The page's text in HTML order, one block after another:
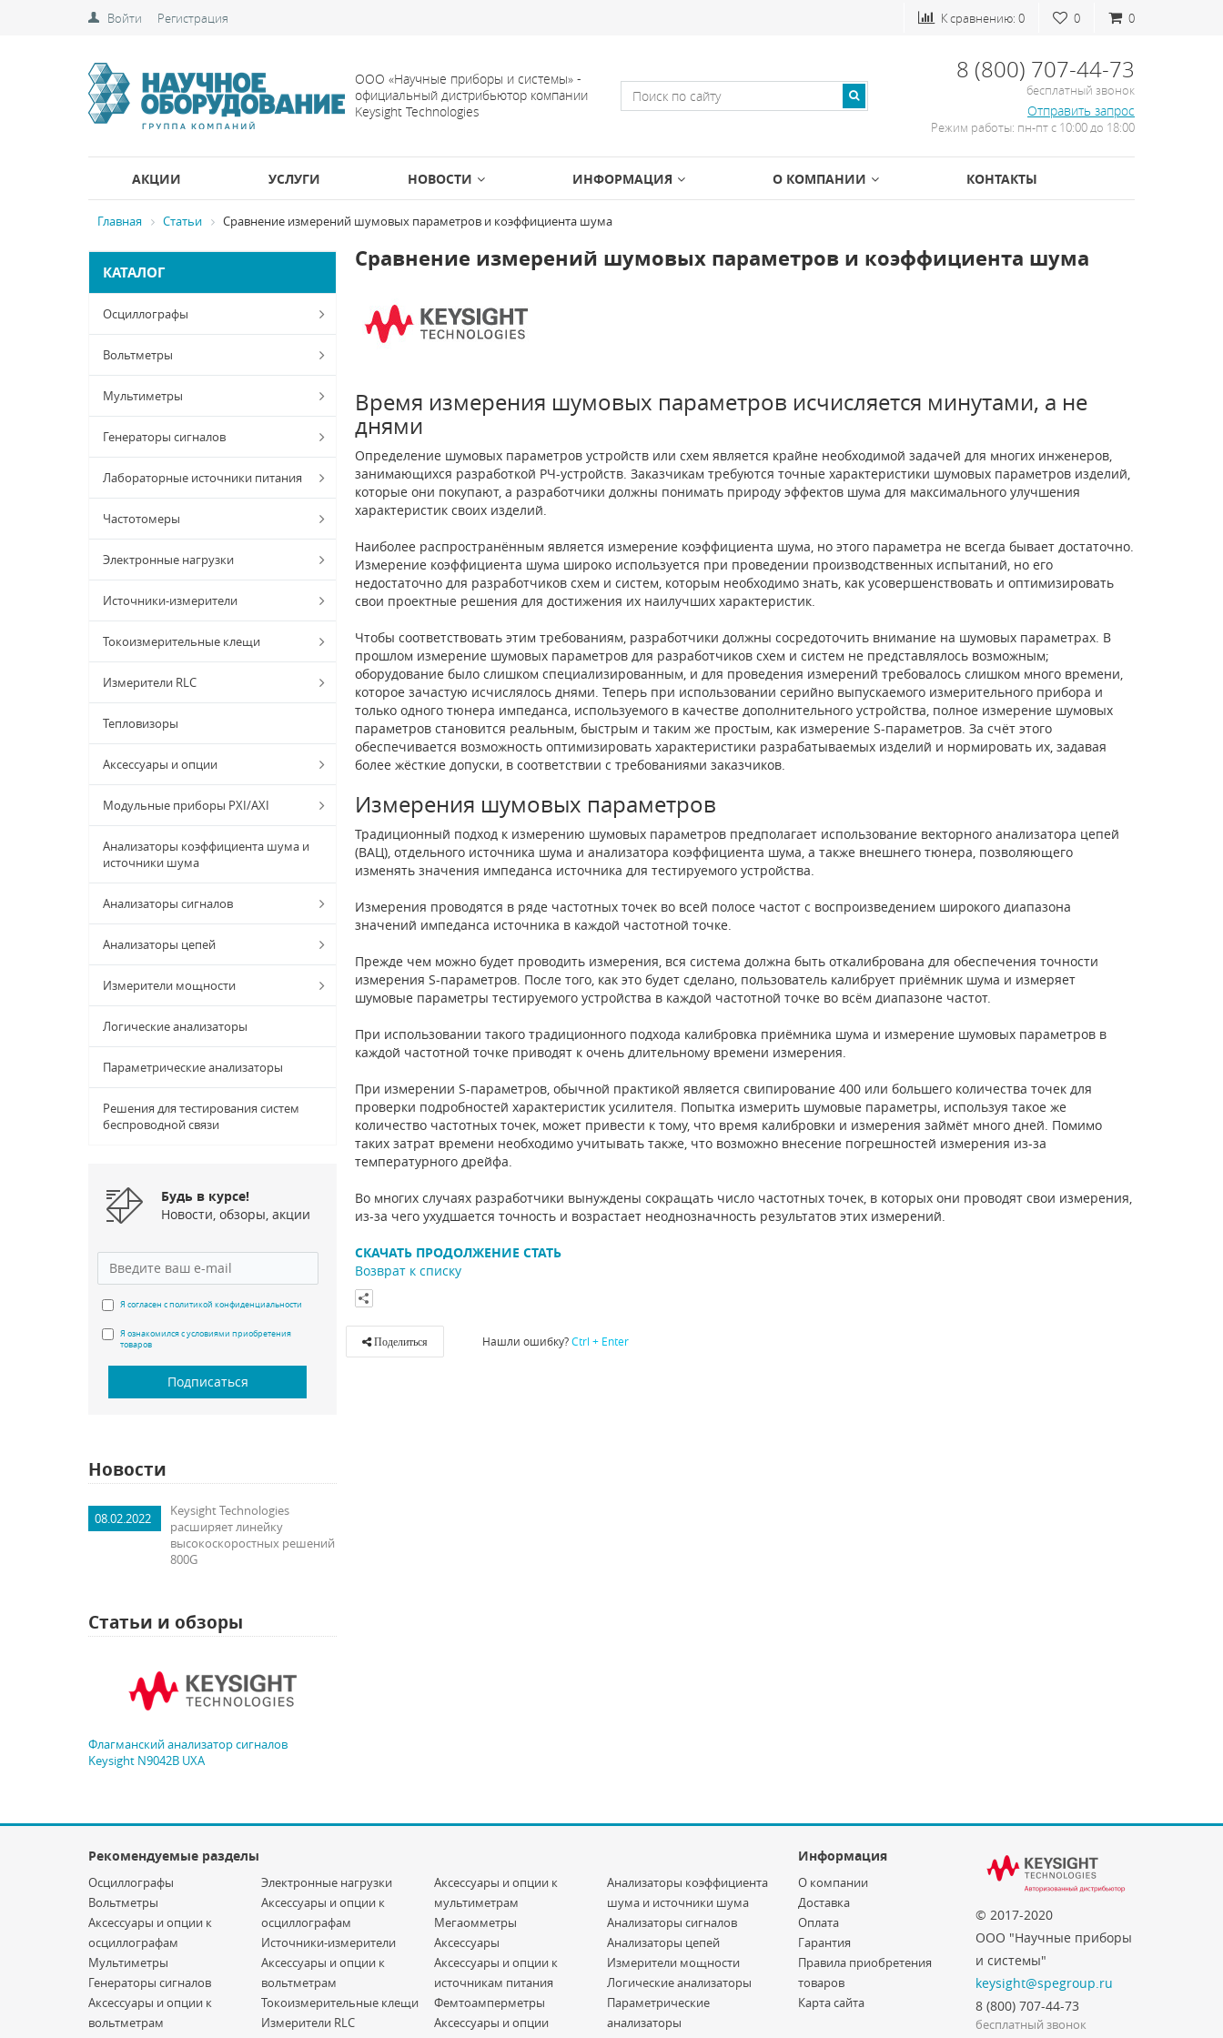
Войти Регистрация 0
0
К сравнению: 0
ООО «Научные приборы и системы» -
официальный дистрибьютор компании
Keysight Technologies
8 (800) 707-44-73
бесплатный звонок
Отправить запрос
Режим работы: пн-пт с 10:00 до 18:00
АКЦИИ УСЛУГИ НОВОСТИ ИНФОРМАЦИЯ О КОМПАНИИ КОНТАКТЫ
Главная Статьи Сравнение измерений шумовых параметров и коэффициента шума
КАТАЛОГ
Осциллографы
Вольтметры
Мультиметры
Генераторы сигналов
Лабораторные источники питания
Частотомеры
Электронные нагрузки
Источники-измерители
Токоизмерительные клещи
Измерители RLC
Тепловизоры
Аксессуары и опции
Модульные приборы PXI/AXI
Анализаторы коэффициента шума и
источники шума
Анализаторы сигналов
Анализаторы цепей
Измерители мощности
Логические анализаторы
Параметрические анализаторы
Решения для тестирования систем
беспроводной связи
Будь в курсе!
Новости, обзоры, акции
Я согласен с политикой конфиденциальности
Я ознакомился с условиями приобретения
товаров
Подписаться
Новости
08.02.2022
Keysight Technologies
расширяет линейку
высокоскоростных решений
800G
Статьи и обзоры
Флагманский анализатор сигналов
Keysight N9042B UXA
Сравнение измерений шумовых параметров и коэффициента шума
Время измерения шумовых параметров исчисляется минутами, а не
днями
Определение шумовых параметров устройств или схем является крайне необходимой задачей для многих инженеров,
занимающихся разработкой РЧ-устройств. Заказчикам требуются точные характеристики шумовых параметров изделий,
которые они покупают, а разработчики должны понимать природу эффектов шума для максимального улучшения
характеристик своих изделий.
Наиболее распространённым является измерение коэффициента шума, но этого параметра не всегда бывает достаточно.
Измерение коэффициента шума широко используется при проведении производственных испытаний, но его
недостаточно для разработчиков схем и систем, которым необходимо знать, как усовершенствовать и оптимизировать
свои проектные решения для достижения их наилучших характеристик.
Чтобы соответствовать этим требованиям, разработчики должны сосредоточить внимание на шумовых параметрах. В
прошлом измерение шумовых параметров для разработчиков схем и систем не представлялось возможным;
оборудование было слишком специализированным, и для проведения измерений требовалось слишком много времени,
которое зачастую исчислялось днями. Теперь при использовании серийно выпускаемого измерительного прибора и
только одного тюнера импеданса, используемого в качестве дополнительного устройства, полное измерение шумовых
параметров становится реальным, быстрым и таким же простым, как измерение S-параметров. За счёт этого
обеспечивается возможность оптимизировать характеристики разрабатываемых изделий и нормировать их, задавая
более жёсткие допуски, в соответствии с требованиями заказчиков.
Измерения шумовых параметров
Традиционный подход к измерению шумовых параметров предполагает использование векторного анализатора цепей
(ВАЦ), отдельного источника шума и анализатора коэффициента шума, а также внешнего тюнера, позволяющего
изменять значения импеданса источника для тестируемого устройства.
Измерения проводятся в ряде частотных точек во всей полосе частот с воспроизведением широкого диапазона
значений импеданса источника в каждой частотной точке.
Прежде чем можно будет проводить измерения, вся система должна быть откалибрована для обеспечения точности
измерения S-параметров. После того, как это будет сделано, пользователь калибрует приёмник шума и измеряет
шумовые параметры тестируемого устройства в каждой частотной точке во всём диапазоне частот.
При использовании такого традиционного подхода калибровка приёмника шума и измерение шумовых параметров в
каждой частотной точке приводят к очень длительному времени измерения.
При измерении S-параметров, обычной практикой является свипирование 400 или большего количества точек для
проверки подробностей характеристик усилителя. Попытка измерить шумовые параметры, используя такое же
количество частотных точек, может привести к тому, что время калибровки и измерения займёт много дней. Помимо
таких затрат времени необходимо учитывать также, что возможно внесение погрешностей измерения из-за
температурного дрейфа.
Во многих случаях разработчики вынуждены сокращать число частотных точек, в которых они проводят свои измерения,
из-за чего ухудшается точность и возрастает неоднозначность результатов этих измерений.
СКАЧАТЬ ПРОДОЛЖЕНИЕ СТАТЬ
Возврат к списку
Поделиться Нашли ошибку?Ctrl + Enter
Рекомендуемые разделы Информация
© 2017-2020
ООО "Научные приборы
и системы"
keysight@spegroup.ru
8 (800) 707-44-73
бесплатный звонок
Осциллографы
Вольтметры
Аксессуары и опции к
осциллографам
Мультиметры
Генераторы сигналов
Аксессуары и опции к
вольтметрам
Электронные нагрузки
Аксессуары и опции к
осциллографам
Источники-измерители
Аксессуары и опции к
вольтметрам
Токоизмерительные клещи
Измерители RLC
Аксессуары и опции к
мультиметрам
Мегаомметры
Аксессуары
Аксессуары и опции к
источникам питания
Фемтоамперметры
Аксессуары и опции
Анализаторы коэффициента
шума и источники шума
Анализаторы сигналов
Анализаторы цепей
Измерители мощности
Логические анализаторы
Параметрические
анализаторы
О компании
Доставка
Оплата
Гарантия
Правила приобретения
товаров
Карта сайта